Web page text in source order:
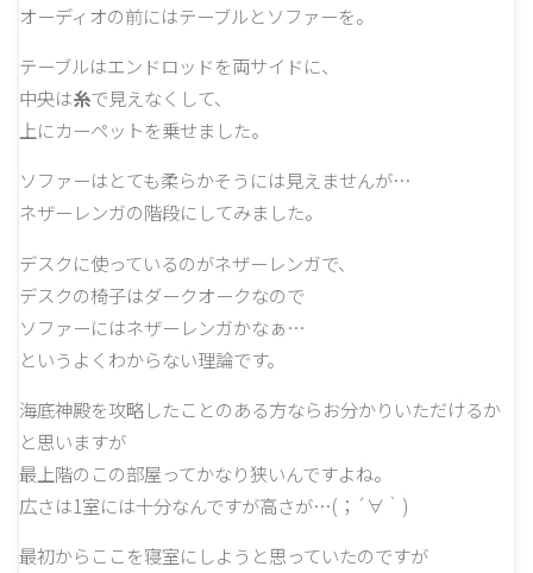
オーディオの前にはテーブルとソファーを。
テーブルはエンドロッドを両サイドに、
中央は糸で見えなくして、
上にカーペットを乗せました。
ソファーはとても柔らかそうには見えませんが…
ネザーレンガの階段にしてみました。
デスクに使っているのがネザーレンガで、
デスクの椅子はダークオークなので
ソファーにはネザーレンガかなぁ…
というよくわからない理論です。
海底神殿を攻略したことのある方ならお分かりいただけるか
と思いますが
最上階のこの部屋ってかなり狭いんですよね。
広さは1室には十分なんですが高さが…(；´∀｀)
最初からここを寝室にしようと思っていたのですが